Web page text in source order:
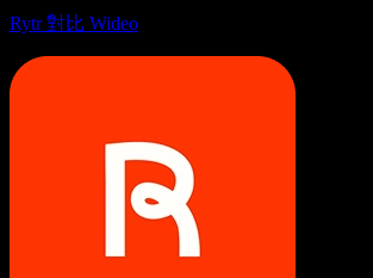
Rytr 對比 Wideo